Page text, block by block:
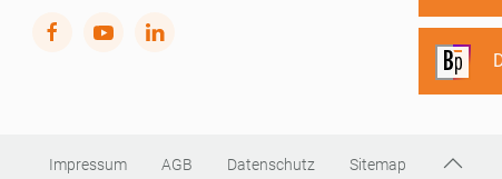
Impressum AGB Datenschutz Sitemap